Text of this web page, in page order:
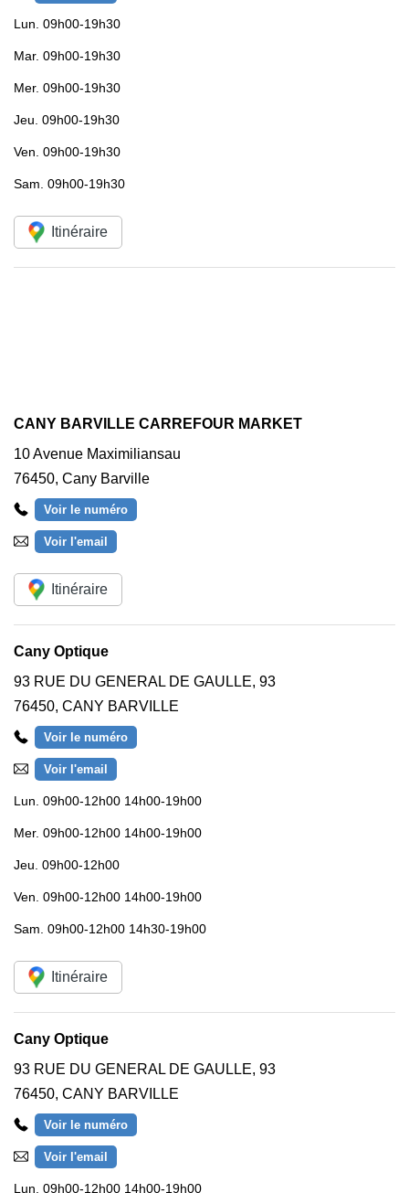
Lun. 09h00-19h30
Mar. 09h00-19h30
Mer. 09h00-19h30
Jeu. 09h00-19h30
Ven. 09h00-19h30
Sam. 09h00-19h30
Itinéraire
CANY BARVILLE CARREFOUR MARKET
10 Avenue Maximiliansau
76450, Cany Barville
Voir le numéro
Voir l'email
Itinéraire
Cany Optique
93 RUE DU GENERAL DE GAULLE, 93
76450, CANY BARVILLE
Voir le numéro
Voir l'email
Lun. 09h00-12h00 14h00-19h00
Mer. 09h00-12h00 14h00-19h00
Jeu. 09h00-12h00
Ven. 09h00-12h00 14h00-19h00
Sam. 09h00-12h00 14h30-19h00
Itinéraire
Cany Optique
93 RUE DU GENERAL DE GAULLE, 93
76450, CANY BARVILLE
Voir le numéro
Voir l'email
Lun. 09h00-12h00 14h00-19h00